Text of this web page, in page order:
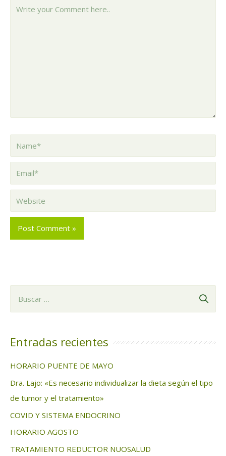
c
r
:
Entradas recientes
HORARIO PUENTE DE MAYO
Dra. Lajo: «Es necesario individualizar la dieta según el tipo
de tumor y el tratamiento»
COVID Y SISTEMA ENDOCRINO
HORARIO AGOSTO
TRATAMIENTO REDUCTOR NUOSALUD